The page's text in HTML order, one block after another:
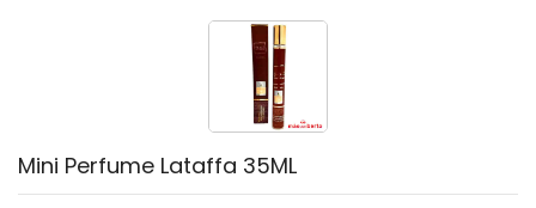
Mini Perfume Lataffa 35ML